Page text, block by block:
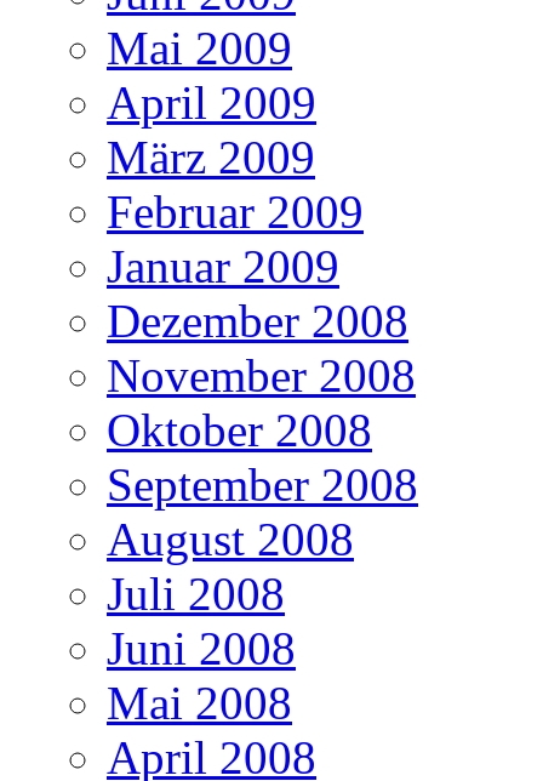
Mai 2009
April 2009
März 2009
Februar 2009
Januar 2009
Dezember 2008
November 2008
Oktober 2008
September 2008
August 2008
Juli 2008
Juni 2008
Mai 2008
April 2008